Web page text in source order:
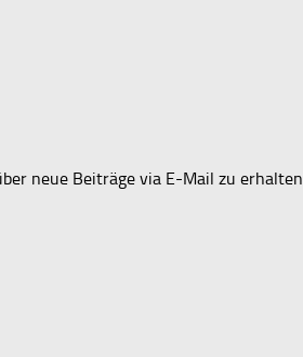
neue Beiträge via E-Mail zu erhalten.